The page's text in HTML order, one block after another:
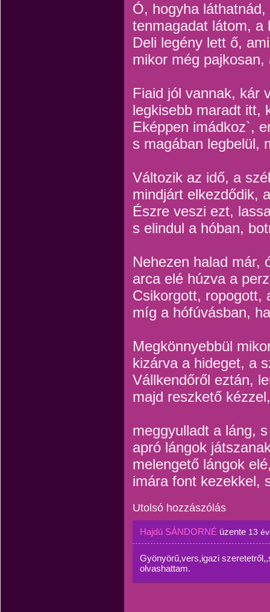
Ó, hogyha
tenmagadat látom,
Deli legény lett ő,
mikor még
Fiaid jól vannak, kár
legkisebb maradt itt,
Eképpen imádkoz`,
s magában legbelül,
Változik az idő, a
mindjárt elkezdődik,
Észre veszi ezt,
s elindul a hóban,
Nehezen halad már,
arca elé húzva a
Csikorgott,
míg a hófúvásban,
Megkönnyebbül
kizárva a hideget, a
Vállkendőről eztán,
majd reszkető
meggyulladt a láng,
apró lángok
melengető lángok
imára font kezekkel,
Utolsó hozzászólás
Hajdú SÁNDORNÉ üzente 13
Gyönyörű,vers,igazi
olvashattam.